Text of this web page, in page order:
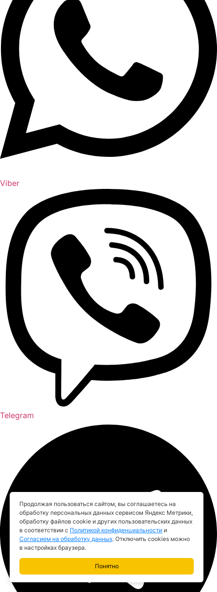
Продолжая пользоваться сайтом, вы соглашаетесь на
обработку персональных данных сервисом Яндекс Метрики,
обработку файлов cookie и других пользовательских данных
в соответствии с Политикой конфиденциальности и
Согласием на обработку данных. Отключить cookies можно
в настройках браузера.
Понятно
Viber
Telegram